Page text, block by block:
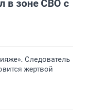
в зоне СВО с
Следователь
жертвой